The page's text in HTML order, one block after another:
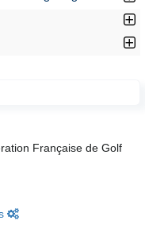
Française de Golf